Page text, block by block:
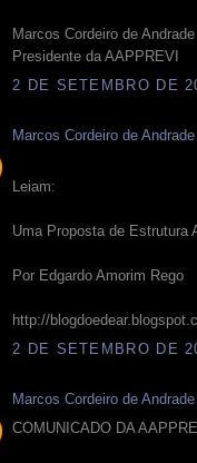
Marcos Cordeiro de Andrade
Presidente da AAPPREVI
2 DE SETEMBRO DE
Marcos Cordeiro de Andrade
Leiam:
Uma Proposta de Estrutura
Por Edgardo Amorim Rego
http://
2 DE SETEMBRO DE
Marcos Cordeiro de Andrade
COMUNICADO DA